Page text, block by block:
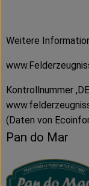
Weitere
Kontrollnummer
(Daten von
Pan do Mar